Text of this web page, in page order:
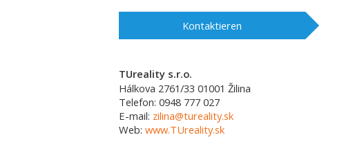
Kontaktieren
TUreality s.r.o.
Hálkova 2761/33 01001 Žilina
Telefon: 0948 777 027
E-mail: zilina@tureality.sk
Web: www.TUreality.sk